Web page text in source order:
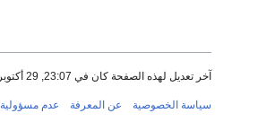
آخر تعديل لهذه الصفحة كان في 23:07, 29 أكتوبر 2013.
سياسة الخصوصية عن المعرفة عدم مسؤولية